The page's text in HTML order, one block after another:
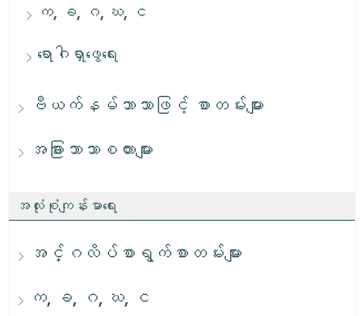
က, ခ, ဂ, ဃ, င
ရောဂါရှာဖွေရေး
ဗီယက်နမ်ဘာသာဖြင့် စာတမ်းများ
အခြားဘာသာစကားများ
အလုံးစုံကျန်းမာရေး
အင်္ဂလိပ်စာရွက်စာတမ်းများ
က, ခ, ဂ, ဃ, င